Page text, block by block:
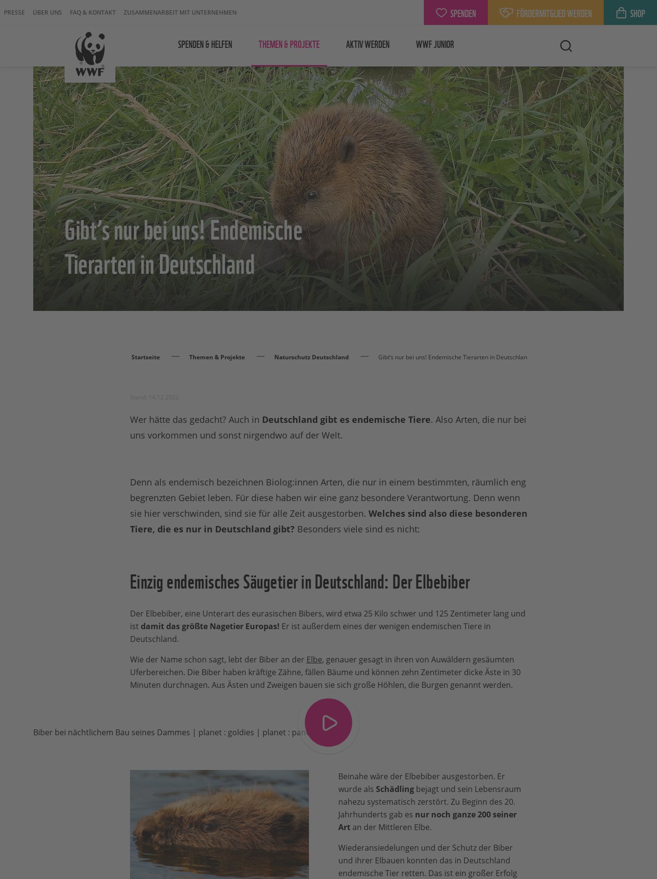
PRESSE ÜBER UNS FAQ & KONTAKT ZUSAMMENARBEIT MIT UNTERNEHMEN SPENDEN FÖRDERMITGLIED WERDEN SHOP
SPENDEN & HELFEN THEMEN & PROJEKTE AKTIV WERDEN WWF JUNIOR
Gibt’s nur bei uns! Endemische
Tierarten in Deutschland
Startseite Themen & Projekte Naturschutz Deutschland Gibt’s nur bei uns! Endemische Tierarten in Deutschland
Wer hätte das gedacht? Auch in Deutschland gibt es endemische Tiere. Also Arten, die nur bei
uns vorkommen und sonst nirgendwo auf der Welt.
Denn als endemisch bezeichnen Biolog:innen Arten, die nur in einem bestimmten, räumlich eng
begrenzten Gebiet leben. Für diese haben wir eine ganz besondere Verantwortung. Denn wenn
sie hier verschwinden, sind sie für alle Zeit ausgestorben. Welches sind also diese besonderen
Tiere, die es nur in Deutschland gibt? Besonders viele sind es nicht:
Einzig endemisches Säugetier in Deutschland: Der Elbebiber
Der Elbebiber, eine Unterart des eurasischen Bibers, wird etwa 25 Kilo schwer und 125 Zentimeter lang und
ist damit das größte Nagetier Europas! Er ist außerdem eines der wenigen endemischen Tiere in
Deutschland.
Wie der Name schon sagt, lebt der Biber an der Elbe, genauer gesagt in ihren von Auwäldern gesäumten
Uferbereichen. Die Biber haben kräftige Zähne, fällen Bäume und können zehn Zentimeter dicke Äste in 30
Minuten durchnagen. Aus Ästen und Zweigen bauen sie sich große Höhlen, die Burgen genannt werden.
Biber bei nächtlichem Bau seines Dammes | planet : goldies | planet : panda
Beinahe wäre der Elbebiber ausgestorben. Er
wurde als Schädling bejagt und sein Lebensraum
nahezu systematisch zerstört. Zu Beginn des 20.
Jahrhunderts gab es nur noch ganze 200 seiner
Art an der Mittleren Elbe.
Wiederansiedelungen und der Schutz der Biber
und ihrer Elbauen konnten das in Deutschland
endemische Tier retten. Das ist ein großer Erfolg